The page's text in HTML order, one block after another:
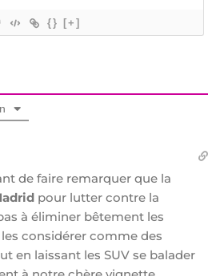
{} [+]
de faire remarquer que la
pour lutter contre la
à éliminer bêtement les
considérer comme des
en laissant les SUV se balader